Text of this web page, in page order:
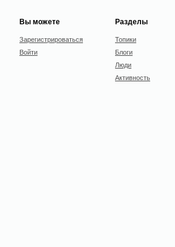
Вы можете
Зарегистрироваться
Войти
Разделы
Топики
Блоги
Люди
Активность